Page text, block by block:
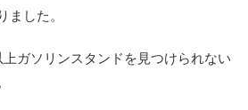
ました。
ガソリンスタンドを見つけられない